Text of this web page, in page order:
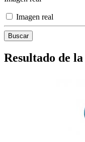
Imagen real
Resultado de